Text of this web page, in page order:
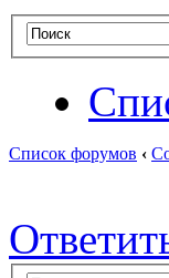
Список форумов ‹